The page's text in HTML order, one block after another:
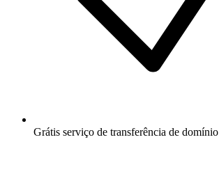
Grátis serviço de transferência de domínio